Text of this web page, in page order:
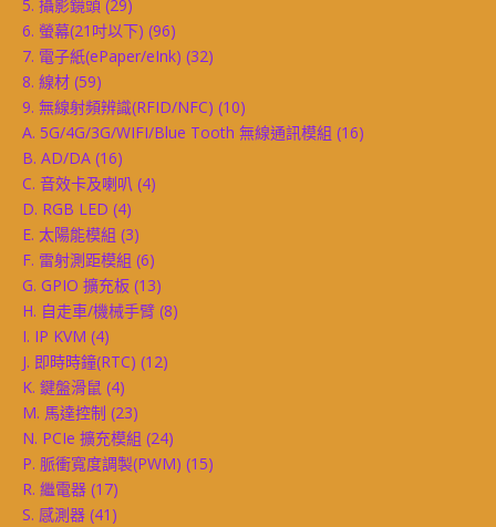
5. 攝影鏡頭 (29)
6. 螢幕(21吋以下) (96)
7. 電子紙(ePaper/eInk) (32)
8. 線材 (59)
9. 無線射頻辨識(RFID/NFC) (10)
A. 5G/4G/3G/WIFI/Blue Tooth 無線通訊模組 (16)
B. AD/DA (16)
C. 音效卡及喇叭 (4)
D. RGB LED (4)
E. 太陽能模組 (3)
F. 雷射測距模組 (6)
G. GPIO 擴充板 (13)
H. 自走車/機械手臂 (8)
I. IP KVM (4)
J. 即時時鐘(RTC) (12)
K. 鍵盤滑鼠 (4)
M. 馬達控制 (23)
N. PCIe 擴充模組 (24)
P. 脈衝寬度調製(PWM) (15)
R. 繼電器 (17)
S. 感測器 (41)